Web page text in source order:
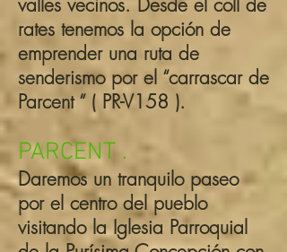
valles vecinos. Desde el coll de
rates tenemos la opción de
emprender una ruta de
senderismo por el “carrascar de
Parcent “ ( PR-V158 ).
PARCENT .
Daremos un tranquilo paseo
por el centro del pueblo
visitando la Iglesia Parroquial